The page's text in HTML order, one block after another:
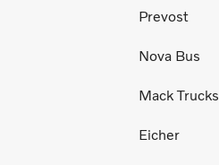
Prevost
Nova Bus
Mack Trucks
Eicher